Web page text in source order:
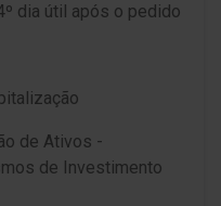
dia útil após o pedido
de Ativos -
de Investimento